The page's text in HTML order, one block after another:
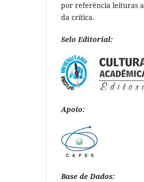
por referência leituras
da crítica.
Selo Editorial:
Apoio:
Base de Dados: